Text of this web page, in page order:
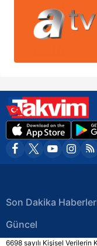
Son Dakika
Güncel
6698 sayılı Kişisel Verilerin